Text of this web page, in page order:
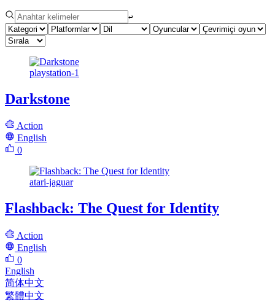
↩︎
playstation-1
Darkstone
Action
English
0
atari-jaguar
Flashback: The Quest for Identity
Action
English
0
English
简体中文
繁體中文